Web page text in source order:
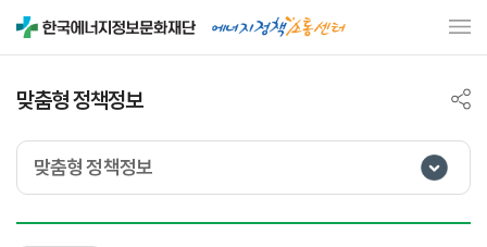
맞춤형 정책정보
맞춤형 정책정보